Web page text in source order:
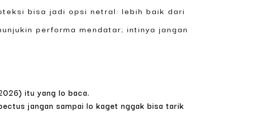
bisa jadi opsi netral: lebih baik dari
performa mendatar; intinya jangan
itu yang lo baca.
jangan sampai lo kaget nggak bisa tarik